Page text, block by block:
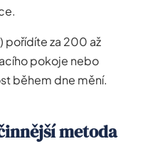
pořídíte za 200 až
pokoje nebo
během dne mění.
metoda